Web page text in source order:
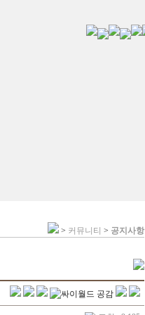
> 커뮤니티 > 공지사항